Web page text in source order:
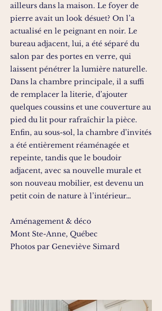
ailleurs dans la maison. Le foyer de
pierre avait un look désuet? On l’a
actualisé en le peignant en noir. Le
bureau adjacent, lui, a été séparé du
salon par des portes en verre, qui
laissent pénétrer la lumière naturelle.
Dans la chambre principale, il a suffi
de remplacer la literie, d’ajouter
quelques coussins et une couverture au
pied du lit pour rafraîchir la pièce.
Enfin, au sous-sol, la chambre d’invités
a été entièrement réaménagée et
repeinte, tandis que le boudoir
adjacent, avec sa nouvelle murale et
son nouveau mobilier, est devenu un
petit coin de nature à l’intérieur…
Aménagement & déco
Mont Ste-Anne, Québec
Photos par Geneviève Simard